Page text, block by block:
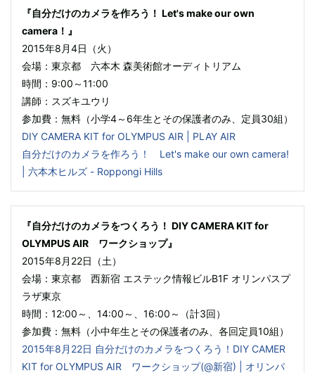
『自分だけのカメラを作ろう！ Let's make our own
camera！』
2015年8月4日（火）
会場：東京都 六本木 森美術館オーディトリアム
時間：9:00～11:00
講師：スズキユウリ
参加費：無料（小学4～6年生とその保護者のみ、定員30組）
DIY CAMERA KIT for OLYMPUS AIR | PLAY AIR
自分だけのカメラを作ろう！ Let's make our own camera!
| 六本木ヒルズ - Roppongi Hills
『自分だけのカメラをつくろう！ DIY CAMERA KIT for
OLYMPUS AIR ワークショップ』
2015年8月22日（土）
会場：東京都 西新宿 エステック情報ビルB1F オリンパスプ
ラザ東京
時間：12:00～、14:00～、16:00～（計3回）
参加費：無料（小中年生とその保護者のみ、各回定員10組）
2015年8月22日 自分だけのカメラをつくろう！DIY CAMER
KIT for OLYMPUS AIR ワークショップ(@新宿) | オリンパ